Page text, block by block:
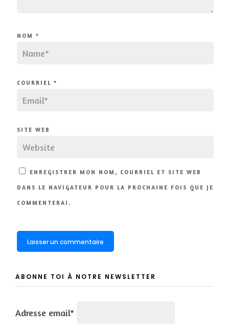
NOM *
COURRIEL *
SITE WEB
ENREGISTRER MON NOM, COURRIEL ET SITE WEB
DANS LE NAVIGATEUR POUR LA PROCHAINE FOIS QUE JE
COMMENTERAI.
ABONNE TOI À NOTRE NEWSLETTER
Adresse email*